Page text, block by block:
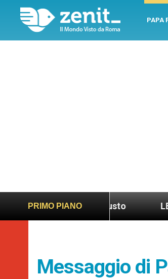
PAPA
PRIMO PIANO
sano e giusto LEV: “Papa
Messaggio di